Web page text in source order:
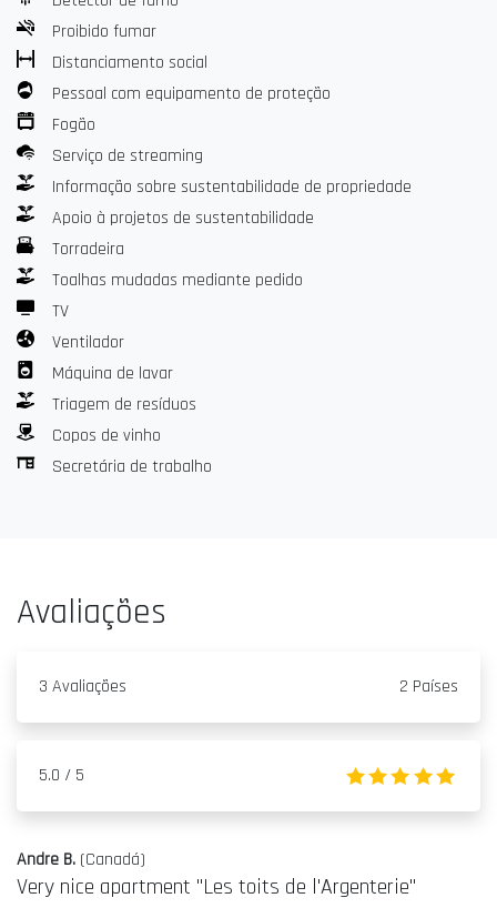
Proibido fumar
Distanciamento social
Pessoal com equipamento de proteção
Fogão
Serviço de streaming
Informação sobre sustentabilidade de propriedade
Apoio à projetos de sustentabilidade
Torradeira
Toalhas mudadas mediante pedido
TV
Ventilador
Máquina de lavar
Triagem de resíduos
Copos de vinho
Secretária de trabalho
Avaliações
3 Avaliações 2 Países
5.0 / 5
Andre B. (Canadá)
Very nice apartment "Les toits de l'Argenterie"